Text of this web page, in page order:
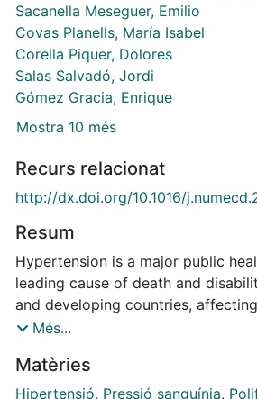
Sacanella Meseguer, Emilio
Covas Planells, María Isabel
Corella Piquer, Dolores
Salas Salvadó, Jordi
Gómez Gracia, Enrique
Mostra 10 més
Recurs relacionat
http://dx.doi.org/10.1016/
Resum
Hypertension is a major public
leading cause of death and
and developing countries,
world"s adult population. Our aim
vegetable-based cold soup rich in
associated with lower blood
Més...
Matèries
Hipertensió, Pressió sanguínia,